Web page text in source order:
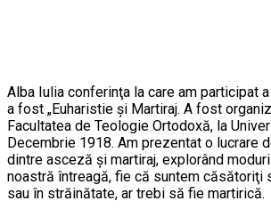
Alba Iulia conferinţa la care am participat
a fost „Euharistie şi Martiraj. A fost
Facultatea de Teologie Ortodoxă, la
Decembrie 1918. Am prezentat o lucrare
dintre asceză şi martiraj, explorând
noastră întreagă, fie că suntem căsătoriţi
sau în străinătate, ar trebi să fie martirică.